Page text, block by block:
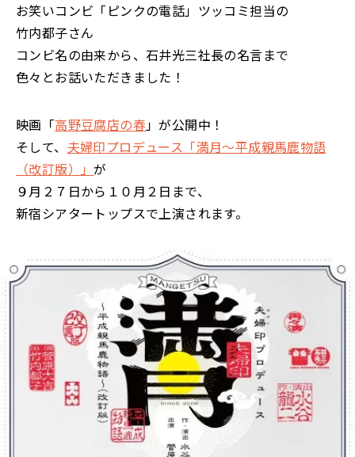
お笑いコンビ「ピンクの電話」ツッコミ担当の
竹内都子さん
コンビ名の由来から、石井光三社長の名言まで
色々とお話いただきました！
映画「高野豆腐店の春」が公開中！
そして、 夫婦印プロデュース「満月～平成親馬鹿物語
（改訂版）」が
９月２７日から１０月２日まで、
新宿シアタートップスで上演されます。